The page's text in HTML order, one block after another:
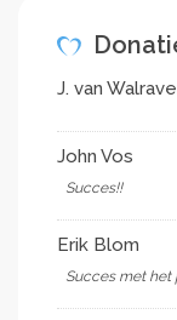
J. van
John Vos
Succes!!
Erik Blom
Succes met het